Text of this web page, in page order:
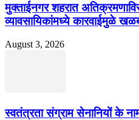
मुक्ताईनगर शहरात
व्यावसायिकांमध्ये कारवाईमुळे
August 3, 2026
स्वतंत्रता संग्राम सेनानियों के